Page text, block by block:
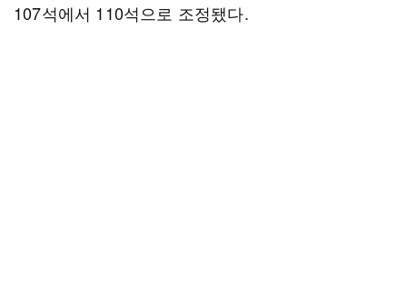
107석에서 110석으로 조정됐다.